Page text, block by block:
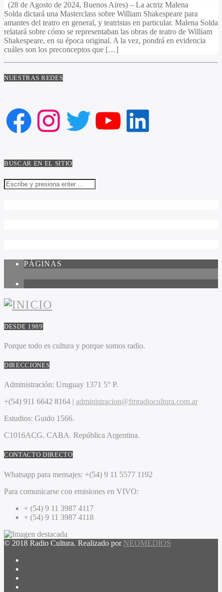
(28 de Agosto de 2024, Buenos Aires) – La actriz Malena
Solda dictará una Masterclass sobre William Shakespeare para
amantes del teatro en general, y teatristas en particular. Malena Solda
relatará sobre cómo se representaban las obras de teatro de William
Shakespeare, en su época original. A la vez, pondrá en evidencia
cuáles son los preconceptos que […]
NUESTRAS REDES
Facebook
Instagram
Twitter
YouTube
LinkedIn
BUSCAR EN EL SITIO
PÁGINAS
DESDE 1989
Porque todo es cultura y porque somos radio.
DIRECCIONES
Administración: Uruguay 1371 5° P.
+(54) 911 6642 8164 | administracion@fmradiocultura.com.ar
Estudios: Guido 1566.
C1016ACG. CABA. República Argentina.
CONTACTO DIRECTO
Whatsapp para mensajes: +(54) 9 11 5577 1192
Para comunicarse con emisiones en VIVO:
+ (54) 9 11 3987 4117
+ (54) 9 11 3987 4118
© 2018 Radio Cultura. Realizado por NEOMEDIOS